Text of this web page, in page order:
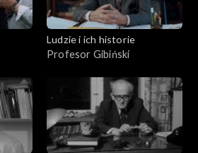
Ludzie i ich historie
Profesor Gibiński